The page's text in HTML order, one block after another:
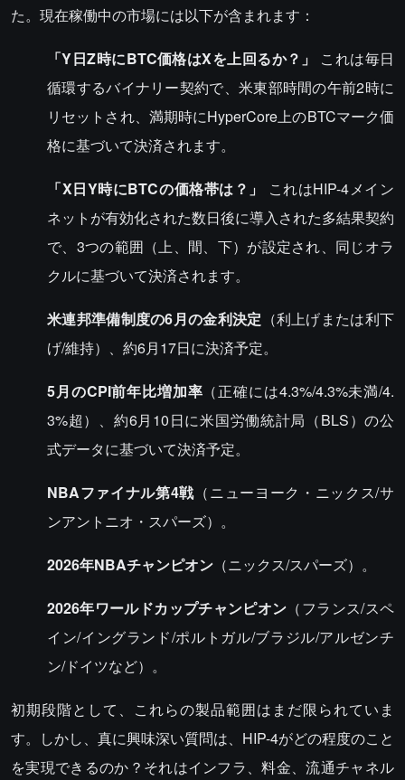
た。現在稼働中の市場には以下が含まれます：
「Y日Z時にBTC価格はXを上回るか？」
これは毎日
循環するバイナリー契約で、米東部時間の午前2時に
リセットされ、満期時にHyperCore上のBTCマーク価
格に基づいて決済されます。
「X日Y時にBTCの価格帯は？」
これはHIP-4メイン
ネットが有効化された数日後に導入された多結果契約
で、3つの範囲（上、間、下）が設定され、同じオラ
クルに基づいて決済されます。
米連邦準備制度の6月の金利決定 （利上げまたは利下
げ/維持）、約6月17日に決済予定。
5月のCPI前年比増加率 （正確には4.3%/4.3%未満/4.
3%超）、約6月10日に米国労働統計局（BLS）の公
式データに基づいて決済予定。
NBAファイナル第4戦 （ニューヨーク・ニックス/サ
ンアントニオ・スパーズ）。
2026年NBAチャンピオン （ニックス/スパーズ）。
2026年ワールドカップチャンピオン （フランス/スペ
イン/イングランド/ポルトガル/ブラジル/アルゼンチ
ン/ドイツなど）。
初期段階として、これらの製品範囲はまだ限られていま
す。しかし、真に興味深い質問は、HIP-4がどの程度のこと
を実現できるのか？それはインフラ、料金、流通チャネル